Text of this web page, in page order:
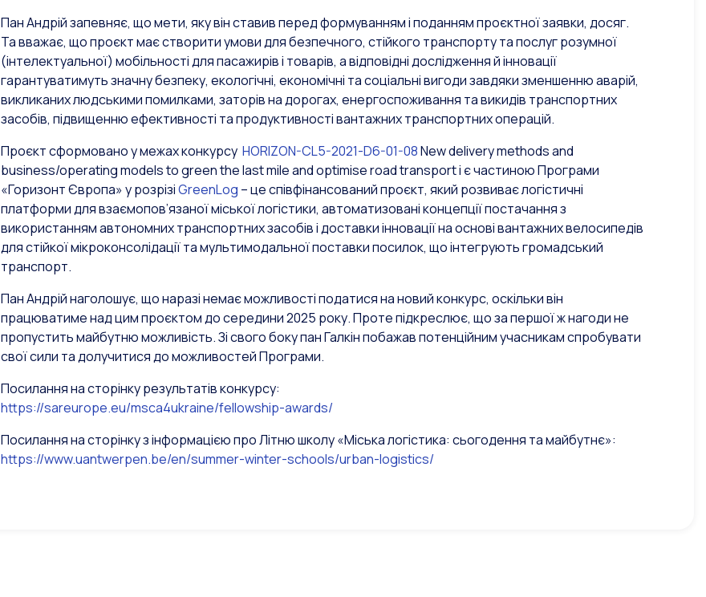
Пан Андрій запевняє, що мети, яку він ставив перед формуванням і поданням проєктної заявки, досяг.
Та вважає, що проєкт має створити умови для безпечного, стійкого транспорту та послуг розумної
(інтелектуальної) мобільності для пасажирів і товарів, а відповідні дослідження й інновації
гарантуватимуть значну безпеку, екологічні, економічні та соціальні вигоди завдяки зменшенню аварій,
викликаних людськими помилками, заторів на дорогах, енергоспоживання та викидів транспортних
засобів, підвищенню ефективності та продуктивності вантажних транспортних операцій.
Проєкт сформовано у межах конкурсу HORIZON-CL5-2021-D6-01-08New delivery methods and
business/operating models to green the last mile and optimise road transport і є частиною Програми
«Горизонт Європа» у розрізіGreenLog – це співфінансований проєкт, який розвиває логістичні
платформи для взаємопов’язаної міської логістики, автоматизовані концепції постачання з
використанням автономних транспортних засобів і доставки інновації на основі вантажних велосипедів
для стійкої мікроконсолідації та мультимодальної поставки посилок, що інтегрують громадський
транспорт.
Пан Андрій наголошує, що наразі немає можливості податися на новий конкурс, оскільки він
працюватиме над цим проєктом до середини 2025 року. Проте підкреслює, що за першої ж нагоди не
пропустить майбутню можливість. Зі свого боку пан Галкін побажав потенційним учасникам спробувати
свої сили та долучитися до можливостей Програми.
Посилання на сторінку результатів конкурсу:
https://sareurope.eu/msca4ukraine/fellowship-awards/
Посилання на сторінку з інформацією про Літню школу «Міська логістика: сьогодення та майбутнє»:
https://www.uantwerpen.be/en/summer-winter-schools/urban-logistics/